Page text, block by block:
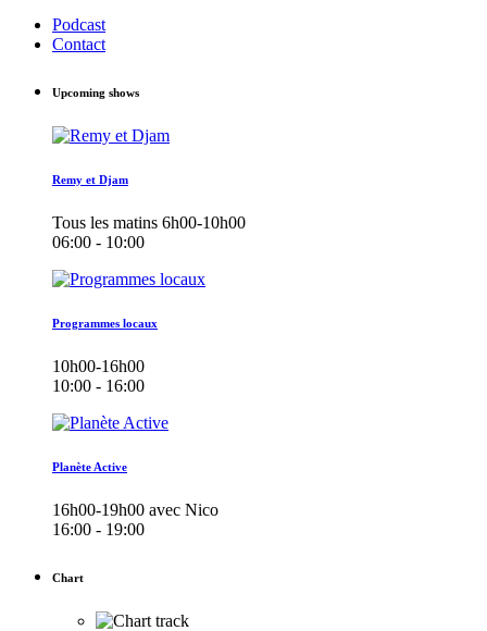
Podcast
Contact
Upcoming shows
Remy et Djam
Tous les matins 6h00-10h00
06:00 - 10:00
Programmes locaux
10h00-16h00
10:00 - 16:00
Planète Active
16h00-19h00 avec Nico
16:00 - 19:00
Chart